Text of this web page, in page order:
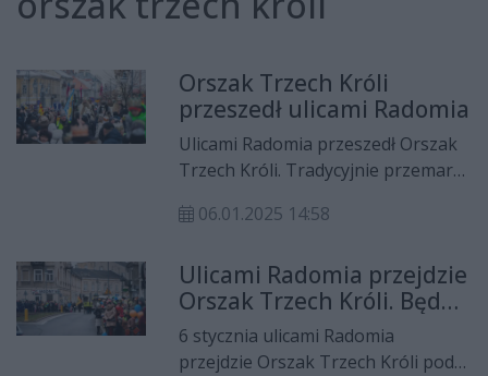
Orszak Trzech Króli
przeszedł ulicami Radomia
Ulicami Radomia przeszedł Orszak
Trzech Króli. Tradycyjnie przemarsz
Panie kłaniają się radomianie".
06.01.2025 14:58
Ulicami Radomia przejdzie
Orszak Trzech Króli. Będą
utrudnienia
6 stycznia ulicami Radomia
przejdzie Orszak Trzech Króli pod